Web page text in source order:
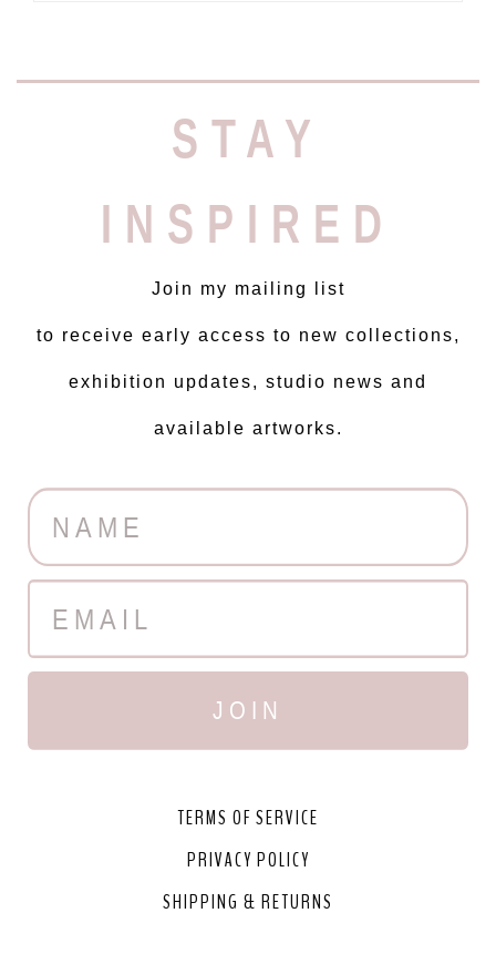
STAY
INSPIRED
Join my mailing list
to receive early access to new collections,
exhibition updates, studio news and
available artworks.
JOIN
TERMS OF SERVICE
PRIVACY POLICY
SHIPPING & RETURNS